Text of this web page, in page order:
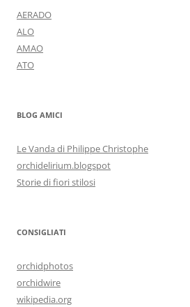
AERADO
ALO
AMAO
ATO
BLOG AMICI
Le Vanda di Philippe Christophe
orchidelirium.blogspot
Storie di fiori stilosi
CONSIGLIATI
orchidphotos
orchidwire
wikipedia.org